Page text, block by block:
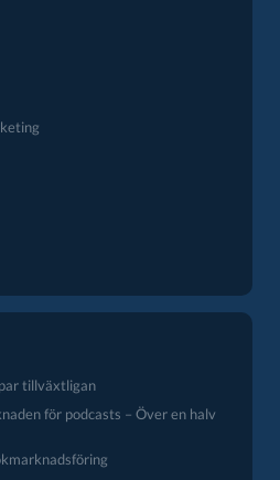
tillväxtligan
för podcasts – Över en halv